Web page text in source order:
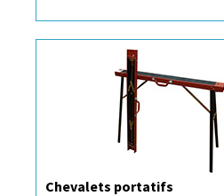
Chevalets portatifs